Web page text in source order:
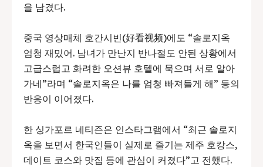
을 남겼다.
중국 영상매체 호간시빈(好看视频)에도 “솔로지옥
엄청 재밌어. 남녀가 만난지 반나절도 안된 상황에서
고급스럽고 화려한 오션뷰 호텔에 묵으며 서로 알아
가네”라며 “솔로지옥은 나를 엄청 빠져들게 해” 등의
반응이 이어졌다.
한 싱가포르 네티즌은 인스타그램에서 “최근 솔로지
옥을 보면서 한국인들이 실제로 즐기는 제주 호캉스,
데이트 코스와 맛집 등에 관심이 커졌다”고 전했다.